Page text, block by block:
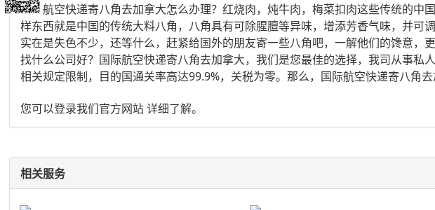
国际航空快递寄八角去加拿大怎么办理？红烧肉，炖牛肉，梅菜扣肉这些传统的
样东西就是中国的传统大料八角，八角具有可除腥膻等异味，增添芳香气味，并可
实在是失色不少，还等什么，赶紧给国外的朋友寄一些八角吧，一解他们的馋意
找什么公司好？国际航空快递寄八角去加拿大，我们是您最佳的选择，我司从事
相关规定限制，目的国通关率高达99.9%，关税为零。那么，国际航空快递寄八角
您可以登录我们官方网站 详细了解。
相关服务